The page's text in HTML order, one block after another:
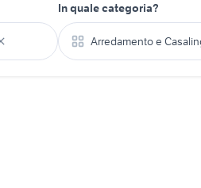
In quale categoria?
Arredamento e